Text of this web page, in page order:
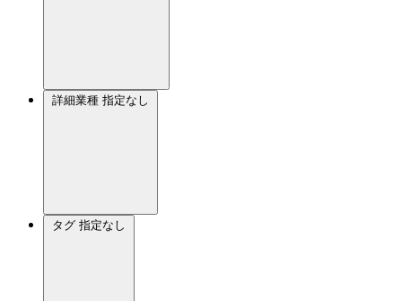
詳細業種 指定なし
タグ 指定なし